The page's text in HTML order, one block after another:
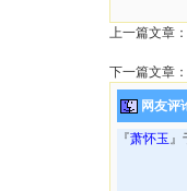
上一篇文章：
下一篇文章：
网友评
『萧怀玉』